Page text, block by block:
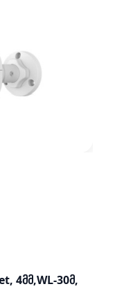
4მმ,WL-30მ,